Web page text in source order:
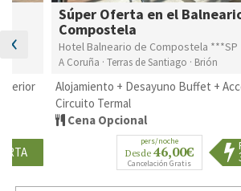
Súper Oferta en el
Compostela
Hotel Balneario de Compostela ***SP
A Coruña · Terras de Santiago · Brión
Alojamiento + Desayuno Buffet +
Circuito Termal
Cena Opcional
pers/noche
Desde 46,00€
Cancelación Gratis
‹